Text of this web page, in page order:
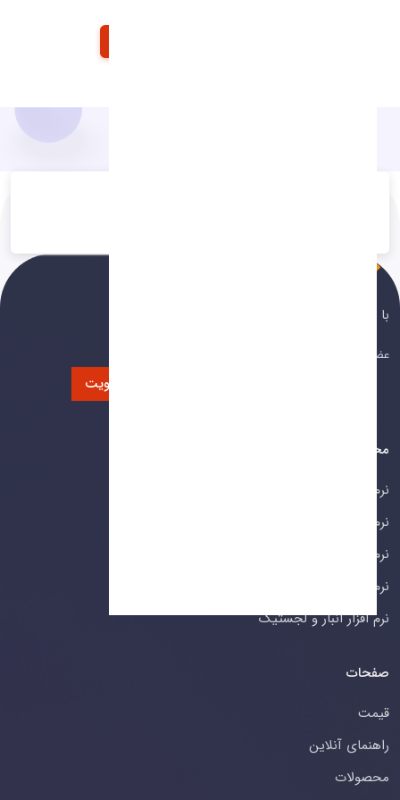
با ما همراه باشید
عضویت در خبرنامه
عضویت
محصولات
نرم افزار مالی
نرم افزارهای بازرگانی
نرم افزار خدمات پس از فروش
نرم افزار تولید
نرم افزار انبار و لجستیک
صفحات
قیمت
راهنمای آنلاین
محصولات